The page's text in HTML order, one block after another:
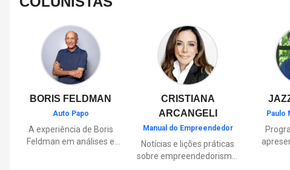
BORIS FELDMAN
Auto Papo
A experiência de Boris
Feldman em análises e
CRISTIANA
ARCANGELI
Manual do Empreendedor
Notícias e lições práticas
sobre empreendedorismo,
Paulo